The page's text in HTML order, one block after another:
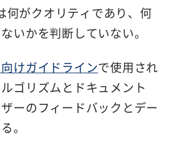
何がクオリティであり、何
いかを判断していない。
けガイドラインで使用され
ゴリズムとドキュメント
ーのフィードバックとデー
。